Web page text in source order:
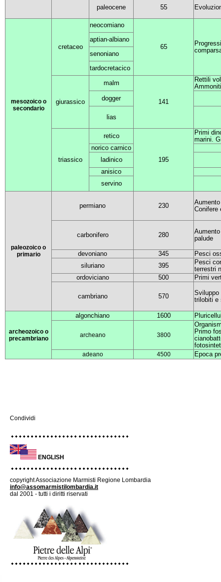
paleocene 55
mesozoico o
secondario
cretaceo
neocomiano
65
aptian-albiano
senoniano
tardocretacico
giurassico
malm
141
Rettili
Ammoniti
dogger
lias
triassico
retico
195
Primi
marini.
norico carnico
ladinico
anisico
servino
paleozoico o
primario
permiano 230
Conifere
carbonifero 280
palude
devoniano 345
Pesci
siluriano
395
Pesci
terrestri
ordoviciano
500 Primi
cambriano 570
trilobiti e
archeozoico o
precambriano
algonchiano 1600
archeano 3800
Primo
adeano 4500 Epoca
Condividi
ENGLISH
copyright Associazione Marmisti Regione Lombardia
info@assomarmistilombardia.it
dal 2001 - tutti i diritti riservati